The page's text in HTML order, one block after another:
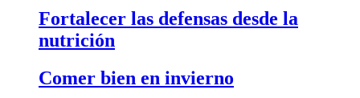
Fortalecer las defensas desde la
nutrición
Comer bien en invierno